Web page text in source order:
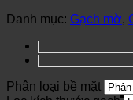
Danh mục: Gạch mờ,
Phân loại bề mặt